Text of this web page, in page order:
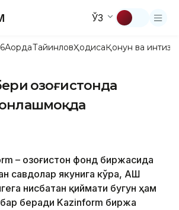
ЎЗ
АқордаТайинловҲодисаҚонун ва
Қозоғистонда
– Қозоғистон фонд биржасида
савдолар якунига кўра, АҚШ
нисбатан қиймати бугун ҳам
беради Kazinform биржа